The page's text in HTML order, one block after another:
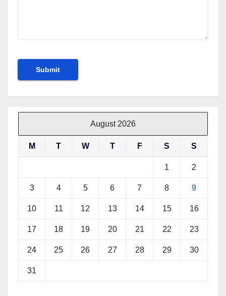
August 2026
M T W T F S S
1 2
3 4 5 6 7 8 9
10 11 12 13 14 15 16
17 18 19 20 21 22 23
24 25 26 27 28 29 30
31